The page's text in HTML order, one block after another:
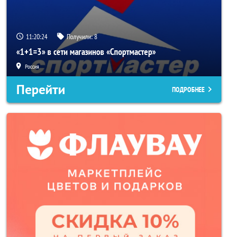
11:20:22 Получили:8
«1+1=3» в сети магазинов «Спортмастер»
Россия
Перейти ПОДРОБНЕЕ